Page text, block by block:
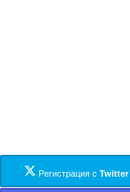
Регистрация с Twitter